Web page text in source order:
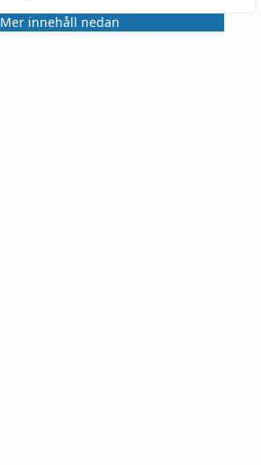
Mer innehåll nedan